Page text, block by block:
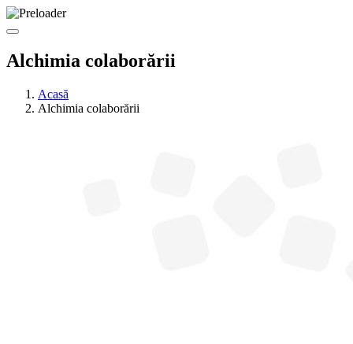
Alchimia colaborării
Acasă
Alchimia colaborării